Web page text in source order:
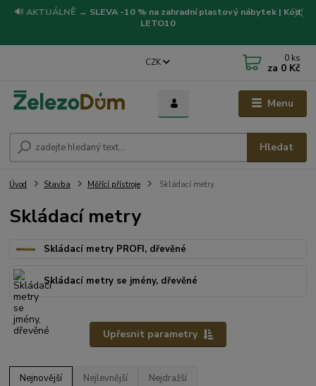
🔊 AKTUÁLNĚ → SLEVA -10 % na zahradní plastový nábytek | Kód:
LETO10
Menu
CZK
Hledat
0 ks
za 0 Kč
Úvod Stavba Měřící přístroje Skládací metry
Skládací metry
Skládací metry PROFI, dřevěné
Skládací metry se jmény, dřevěné
Upřesnit parametry
Nejnovější Nejlevnější Nejdražší